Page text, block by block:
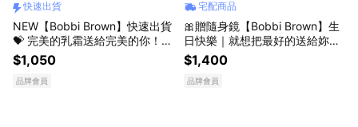
快速出貨
NEW【Bobbi Brown】快速出貨
💝 完美的乳霜送給完美的你！｜
維他命超完美乳霜 #持妝神霜 壽
星獻禮
$1,050
品牌會員
宅配商品
🎀贈隨身鏡【Bobbi Brown】生
日快樂｜就想把最好的送給妳💗
全新升級💝 晶鑽修護潤色護唇膏​
#唇紋消失棒｜唯一添加神經醯
胺 的專櫃護唇膏
$1,400
品牌會員